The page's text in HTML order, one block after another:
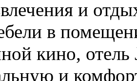
и
в
кино,
и